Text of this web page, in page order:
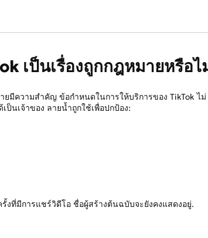
เป็นเรื่องถูกกฎหมายหรือไ
ยมีความสำคัญ ข้อกำหนดในการให้บริการของ TikTok ไม่
นเจ้าของ ลายน้ำถูกใช้เพื่อปกป้อง:
งที่มีการแชร์วิดีโอ ชื่อผู้สร้างต้นฉบับจะยังคงแสดงอยู่.